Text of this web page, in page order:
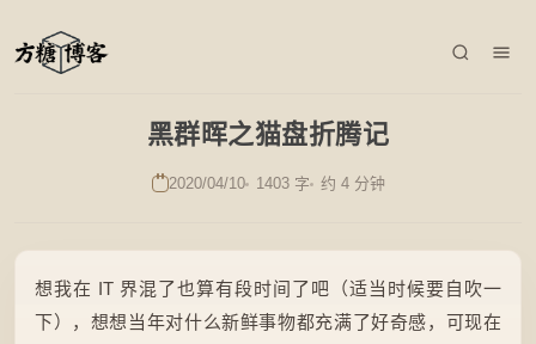
黑群晖之猫盘折腾记
2020/04/10 1403 字 约 4 分钟
想我在 IT 界混了也算有段时间了吧（适当时候要自吹一
下），想想当年对什么新鲜事物都充满了好奇感，可现在